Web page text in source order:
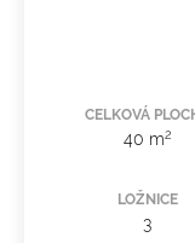
CELKOVÁ
40 m2
LOŽNICE
3